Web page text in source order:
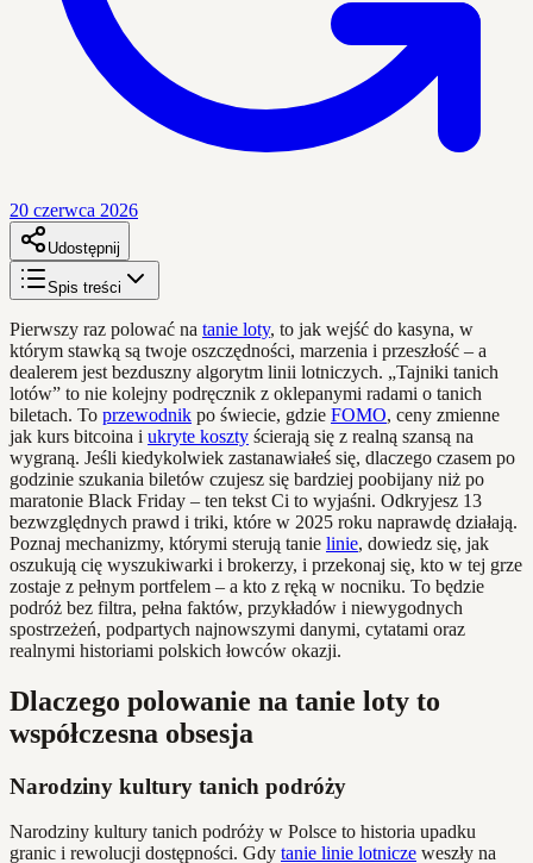
20 czerwca 2026
Udostępnij
Spis treści
Pierwszy raz polować na tanie loty, to jak wejść do kasyna, w
którym stawką są twoje oszczędności, marzenia i przeszłość – a
dealerem jest bezduszny algorytm linii lotniczych. „Tajniki tanich
lotów” to nie kolejny podręcznik z oklepanymi radami o tanich
biletach. To przewodnik po świecie, gdzie FOMO, ceny zmienne
jak kurs bitcoina i ukryte koszty ścierają się z realną szansą na
wygraną. Jeśli kiedykolwiek zastanawiałeś się, dlaczego czasem po
godzinie szukania biletów czujesz się bardziej poobijany niż po
maratonie Black Friday – ten tekst Ci to wyjaśni. Odkryjesz 13
bezwzględnych prawd i triki, które w 2025 roku naprawdę działają.
Poznaj mechanizmy, którymi sterują tanie linie, dowiedz się, jak
oszukują cię wyszukiwarki i brokerzy, i przekonaj się, kto w tej grze
zostaje z pełnym portfelem – a kto z ręką w nocniku. To będzie
podróż bez filtra, pełna faktów, przykładów i niewygodnych
spostrzeżeń, podpartych najnowszymi danymi, cytatami oraz
realnymi historiami polskich łowców okazji.
Dlaczego polowanie na tanie loty to
współczesna obsesja
Narodziny kultury tanich podróży
Narodziny kultury tanich podróży w Polsce to historia upadku
granic i rewolucji dostępności. Gdy tanie linie lotnicze weszły na